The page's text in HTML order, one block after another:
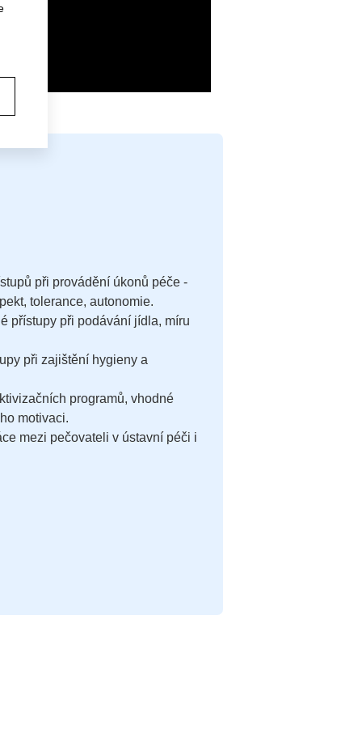
při provádění úkonů péče -
tolerance, autonomie.
přístupy při podávání jídla, míru
při zajištění hygieny a
programů, vhodné
motivaci.
mezi pečovateli v ústavní péči i